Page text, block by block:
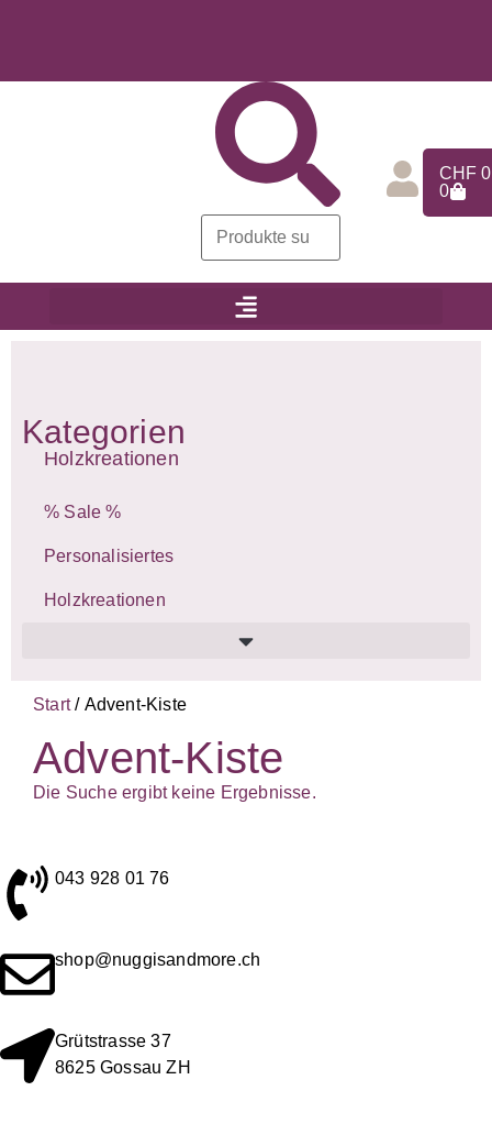
CHF
0
Kategorien
Holzkreationen
% Sale %
Personalisiertes
Holzkreationen
Start/ Advent-Kiste
Advent-Kiste
Die Suche ergibt keine Ergebnisse.
043 928 01 76
shop@nuggisandmore.ch
Grütstrasse 37
8625 Gossau ZH